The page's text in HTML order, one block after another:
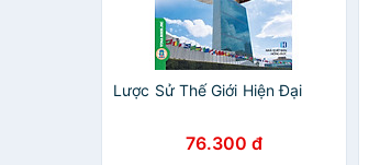
Lược Sử Thế Giới Hiện Đại
76.300 đ